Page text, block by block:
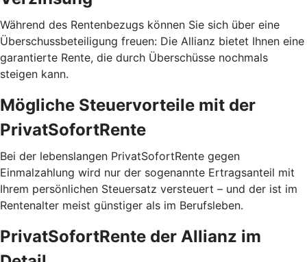
Während des Rentenbezugs können Sie sich über eine
Überschussbeteiligung freuen: Die Allianz bietet Ihnen eine
garantierte Rente, die durch Überschüsse nochmals
steigen kann.
Mögliche Steuervorteile mit der
PrivatSofortRente
Bei der lebenslangen PrivatSofortRente gegen
Einmalzahlung wird nur der sogenannte Ertragsanteil mit
Ihrem persönlichen Steuersatz versteuert – und der ist im
Rentenalter meist günstiger als im Berufsleben.
PrivatSofortRente der Allianz im